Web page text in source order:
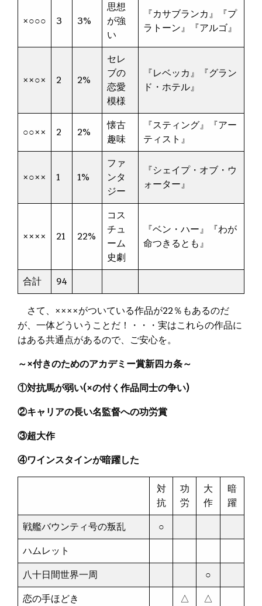
×○○○ 3 3%
思想
が強
い
『カサブランカ』『プ
ラトーン』『アルゴ』
××○× 2 2%
セレ
ブの
恋愛
模様
『レベッカ』『グラン
ド・ホテル』
○○×× 2 2%
懐古
趣味
『スティング』『アー
ティスト』
×○×× 1 1%
ファ
ンタ
ジー
『シェイプ・オブ・ウ
ォーター』
×××× 21 22%
コス
チュ
ーム
史劇
『ベン・ハー』『わが
命つきるとも』
合計 94
さて、××××がついている作品が22％もあるのだ
が、一体どういうことだ！・・・実はこれらの作品に
はある共通点があるので、ご安心を。
～×付きのためのアカデミー賞新四カ条～
①対抗馬が弱い(×の付く作品同士の争い)
②キャリアの長い名監督への功労賞
③超大作
④ワインスタインが暗躍した
対
抗
功
労
大
作
暗
躍
戦艦バウンティ号の叛乱
○
ハムレット
八十日間世界一周
○
恋の手ほどき
△
△